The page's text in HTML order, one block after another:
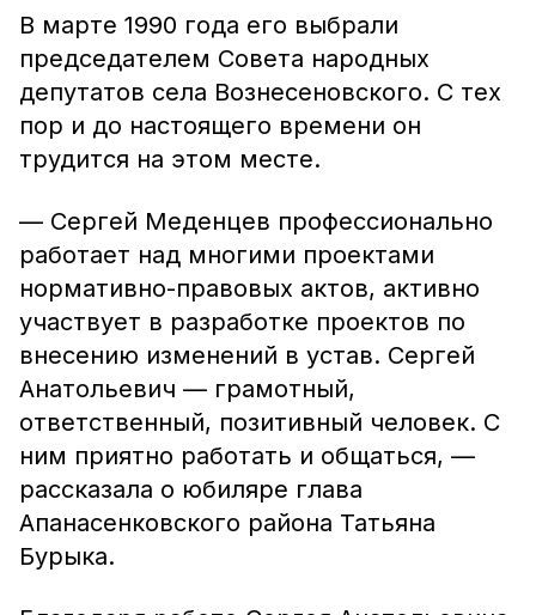
В марте 1990 года его выбрали
председателем Совета народных
депутатов села Вознесеновского. С тех
пор и до настоящего времени он
трудится на этом месте.
— Сергей Меденцев профессионально
работает над многими проектами
нормативно-правовых актов, активно
участвует в разработке проектов по
внесению изменений в устав. Сергей
Анатольевич — грамотный,
ответственный, позитивный человек. С
ним приятно работать и общаться, —
рассказала о юбиляре глава
Апанасенковского района Татьяна
Бурыка.